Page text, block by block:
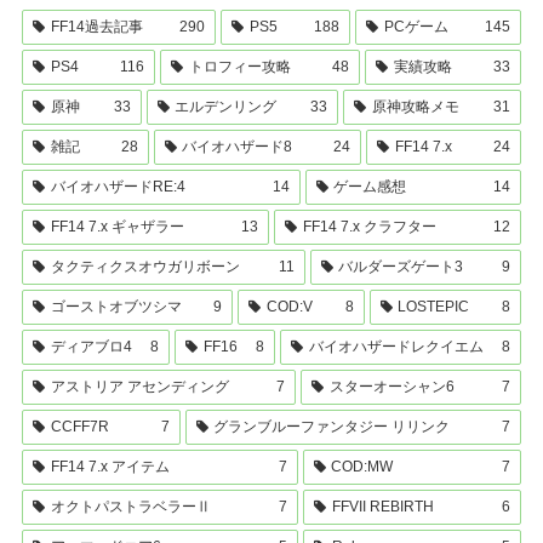
FF14過去記事 290 PS5 188 PCゲーム 145
PS4 116 トロフィー攻略 48 実績攻略 33
原神 33 エルデンリング 33 原神攻略メモ 31
雑記 28 バイオハザード8 24 FF14 7.x 24
バイオハザードRE:4 14 ゲーム感想 14
FF14 7.x ギャザラー 13 FF14 7.x クラフター 12
タクティクスオウガリボーン 11 バルダーズゲート3 9
ゴーストオブツシマ 9 COD:V 8 LOSTEPIC 8
ディアブロ4 8 FF16 8 バイオハザードレクイエム 8
アストリア アセンディング 7 スターオーシャン6 7
CCFF7R 7 グランブルーファンタジー リリンク 7
FF14 7.x アイテム 7 COD:MW 7
オクトパストラベラーⅡ 7 FFVII REBIRTH 6